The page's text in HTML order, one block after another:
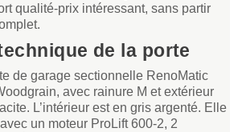
qualité-prix intéressant, sans partir
de la porte
de garage sectionnelle RenoMatic
avec rainure M et extérieur
L’intérieur est en gris argenté. Elle
un moteur ProLift 600-2, 2